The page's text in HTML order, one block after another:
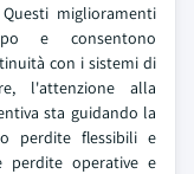
miglioramenti
e consentono
con i sistemi di
l'attenzione alla
sta guidando la
perdite flessibili e
perdite operative e